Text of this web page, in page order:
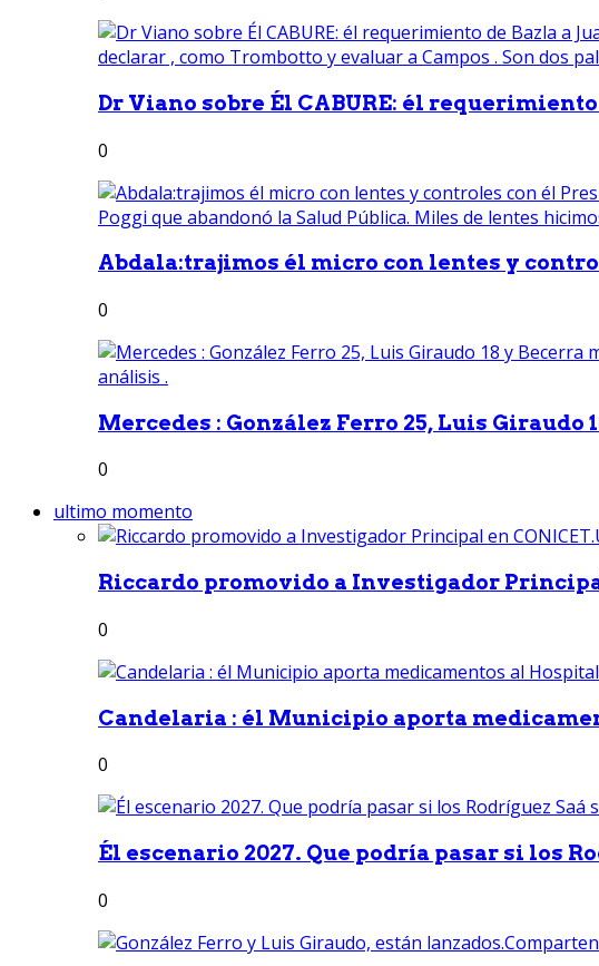
Dr Viano sobre Él CABURE: él
0
Abdala:trajimos él micro con lentes y
0
Mercedes : González Ferro 25, Luis Giraudo
0
ultimo momento
Riccardo promovido a Investigador
0
Candelaria : él Municipio aporta
0
Él escenario 2027. Que podría pasar si los
0